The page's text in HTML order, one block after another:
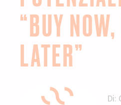
“BUY
LATER”
Di: